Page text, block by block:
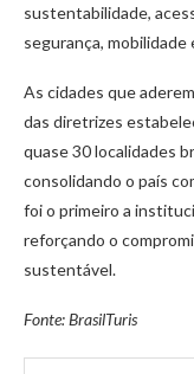
sustentabilidade,
segurança, mobilidade
As cidades que
das diretrizes
quase 30 localidades
consolidando o país
foi o primeiro a
reforçando o
sustentável.
Fonte: BrasilTuris